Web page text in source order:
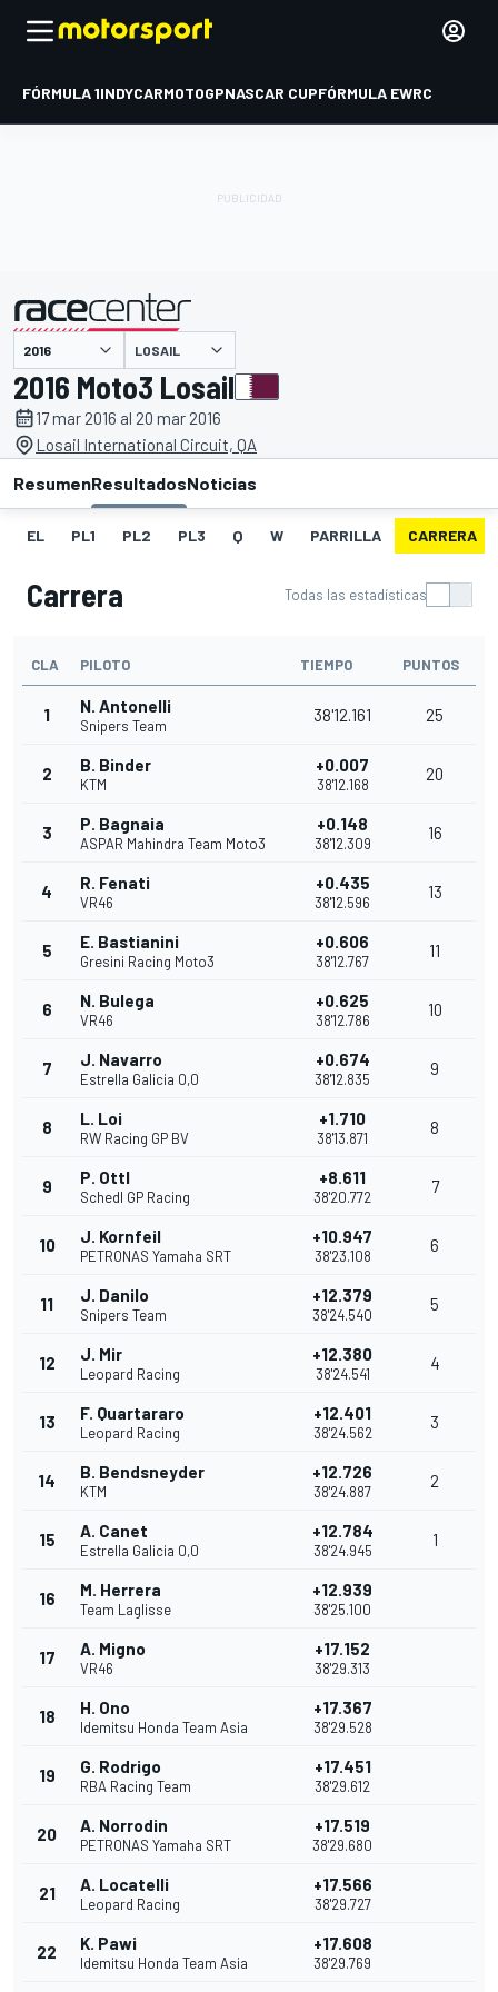
FÓRMULA 1INDYCARMOTOGPNASCAR CUPFÓRMULA EWRC
presentado por LOSAIL
2016 Moto3 Losail
17 mar 2016 al 20 mar 2016
Losail International Circuit, QA
ResumenResultadosNoticias
EL PL1 PL2 PL3 Q W PARRILLA CARRERA
Carrera Todas las estadísticas
CLA PILOTO TIEMPO PUNTOS
1 N. Antonelli
Snipers Team
38'12.161 25
2 B. Binder
KTM
+0.007
38'12.168
20
3 P. Bagnaia
ASPAR Mahindra Team Moto3
+0.148
38'12.309
16
4 R. Fenati
VR46
+0.435
38'12.596
13
5 E. Bastianini
Gresini Racing Moto3
+0.606
38'12.767
11
6 N. Bulega
VR46
+0.625
38'12.786
10
7 J. Navarro
Estrella Galicia 0,0
+0.674
38'12.835
9
8 L. Loi
RW Racing GP BV
+1.710
38'13.871
8
9 P. Ottl
Schedl GP Racing
+8.611
38'20.772
7
10 J. Kornfeil
PETRONAS Yamaha SRT
+10.947
38'23.108
6
11 J. Danilo
Snipers Team
+12.379
38'24.540
5
12 J. Mir
Leopard Racing
+12.380
38'24.541
4
13 F. Quartararo
Leopard Racing
+12.401
38'24.562
3
14 B. Bendsneyder
KTM
+12.726
38'24.887
2
15 A. Canet
Estrella Galicia 0,0
+12.784
38'24.945
1
16 M. Herrera
Team Laglisse
+12.939
38'25.100
17 A. Migno
VR46
+17.152
38'29.313
18 H. Ono
Idemitsu Honda Team Asia
+17.367
38'29.528
19 G. Rodrigo
RBA Racing Team
+17.451
38'29.612
20 A. Norrodin
PETRONAS Yamaha SRT
+17.519
38'29.680
21 A. Locatelli
Leopard Racing
+17.566
38'29.727
22 K. Pawi
Idemitsu Honda Team Asia
+17.608
38'29.769